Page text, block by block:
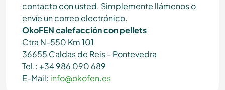
contacto con usted. Simplemente llámenos o
envíe un correo electrónico.
OkoFEN calefacción con pellets
Ctra N-550 Km 101
36655 Caldas de Reis - Pontevedra
Tel.: +34 986 090 689
E-Mail: info@okofen.es